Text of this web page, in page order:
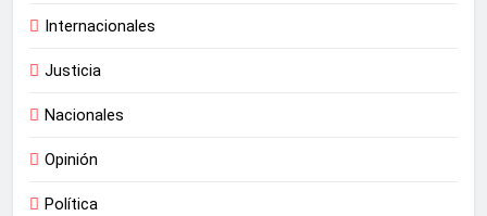
Internacionales
Justicia
Nacionales
Opinión
Política